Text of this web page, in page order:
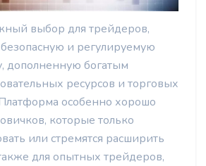
выбор для трейдеров,
и регулируемую
дополненную богатым
ресурсов и торговых
особенно хорошо
которые только
или стремятся расширить
для опытных трейдеров,